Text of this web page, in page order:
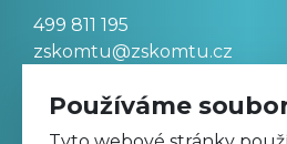
499 811 195
zskomtu@zskomtu.cz
Prohlášení o přístupnosti
Používáme